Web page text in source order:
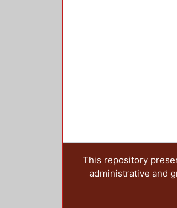
This repository
administrative and